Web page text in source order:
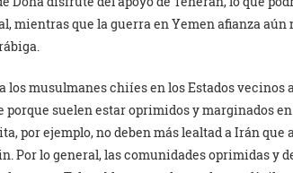
mientras que la guerra en Yemen afianza aún
los musulmanes chiíes en los Estados vecinos
porque suelen estar oprimidos y marginados
por ejemplo, no deben más lealtad a Irán que
Por lo general, las comunidades oprimidas y